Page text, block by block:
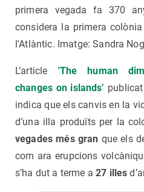
primera vegada fa 370
considera la primera
l'Atlàntic. Imatge: Sandra
L’article
'The human
changes on islands’
indica que els canvis en la
d’una illa produïts per la
vegades més gran que els
com ara erupcions
s’ha dut a terme a27 illes